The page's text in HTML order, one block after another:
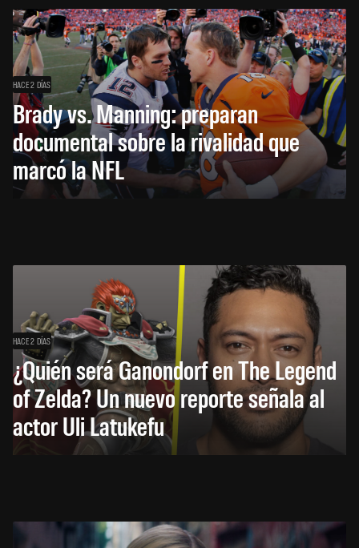
HACE 2 DÍAS
Brady vs. Manning: preparan
documental sobre la rivalidad que
marcó la NFL
HACE 2 DÍAS
¿Quién será Ganondorf en The Legend
of Zelda? Un nuevo reporte señala al
actor Uli Latukefu